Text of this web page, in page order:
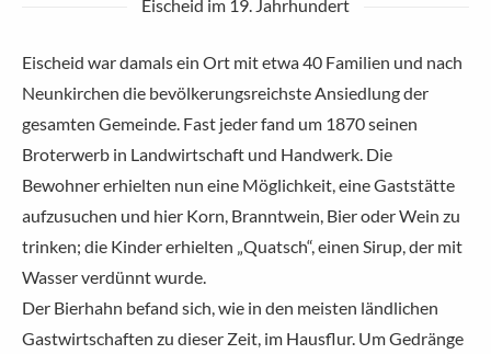
Eischeid im 19. Jahrhundert
Eischeid war damals ein Ort mit etwa 40 Familien und nach
Neunkirchen die bevölkerungsreichste Ansiedlung der
gesamten Gemeinde. Fast jeder fand um 1870 seinen
Broterwerb in Landwirtschaft und Handwerk. Die
Bewohner erhielten nun eine Möglichkeit, eine Gaststätte
aufzusuchen und hier Korn, Branntwein, Bier oder Wein zu
trinken; die Kinder erhielten „Quatsch“, einen Sirup, der mit
Wasser verdünnt wurde.
Der Bierhahn befand sich, wie in den meisten ländlichen
Gastwirtschaften zu dieser Zeit, im Hausflur. Um Gedränge